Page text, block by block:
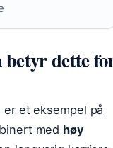
dette
er et eksempel på
med høy